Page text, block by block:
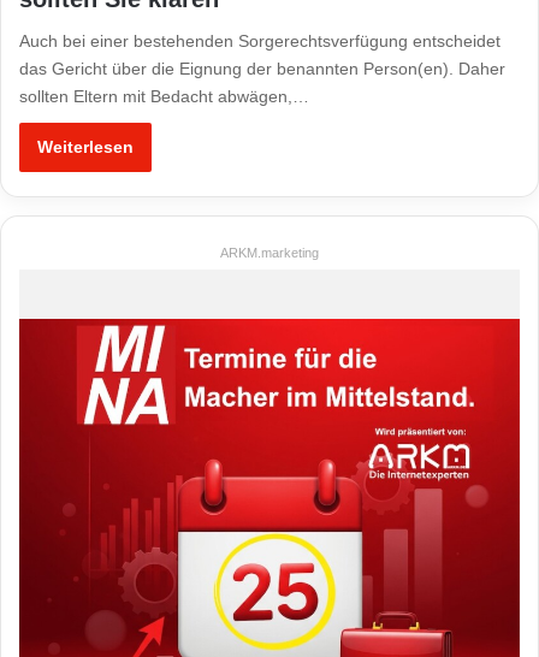
Auch bei einer bestehenden Sorgerechtsverfügung entscheidet
das Gericht über die Eignung der benannten Person(en). Daher
sollten Eltern mit Bedacht abwägen,…
Weiterlesen
ARKM.marketing